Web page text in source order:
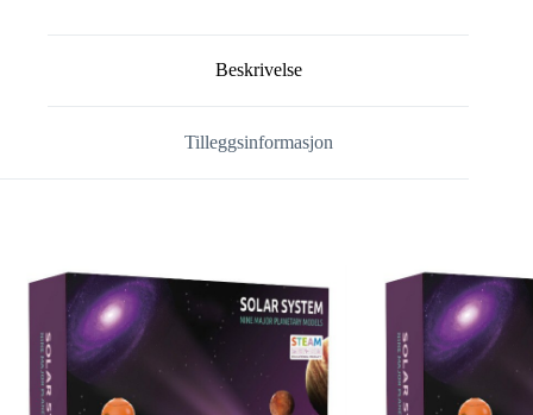
Beskrivelse
Tilleggsinformasjon